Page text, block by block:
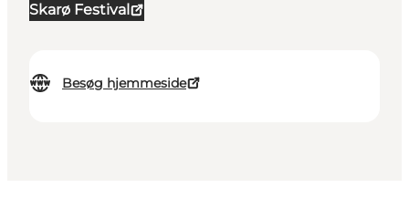
Skarø Festival
Besøg hjemmeside